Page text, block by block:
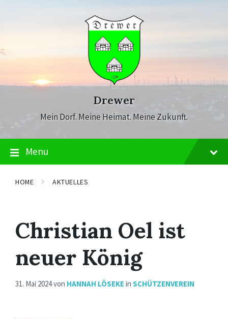
Drewer
Mein Dorf. Meine Heimat. Meine Zukunft.
Menu
HOME AKTUELLES
Christian Oel ist
neuer König
31. Mai 2024von HANNAH LÖSEKE in SCHÜTZENVEREIN